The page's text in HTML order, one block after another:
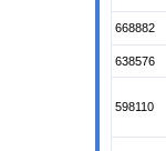
668882
638576
598110